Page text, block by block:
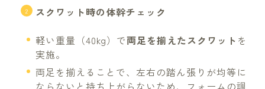
スクワット時の体幹チェック
軽い重量（40kg）で両足を揃えたスクワット を
実施。
両足を揃えることで、左右の踏ん張りが均等に
ならないと持ち上がらないため、フォームの調